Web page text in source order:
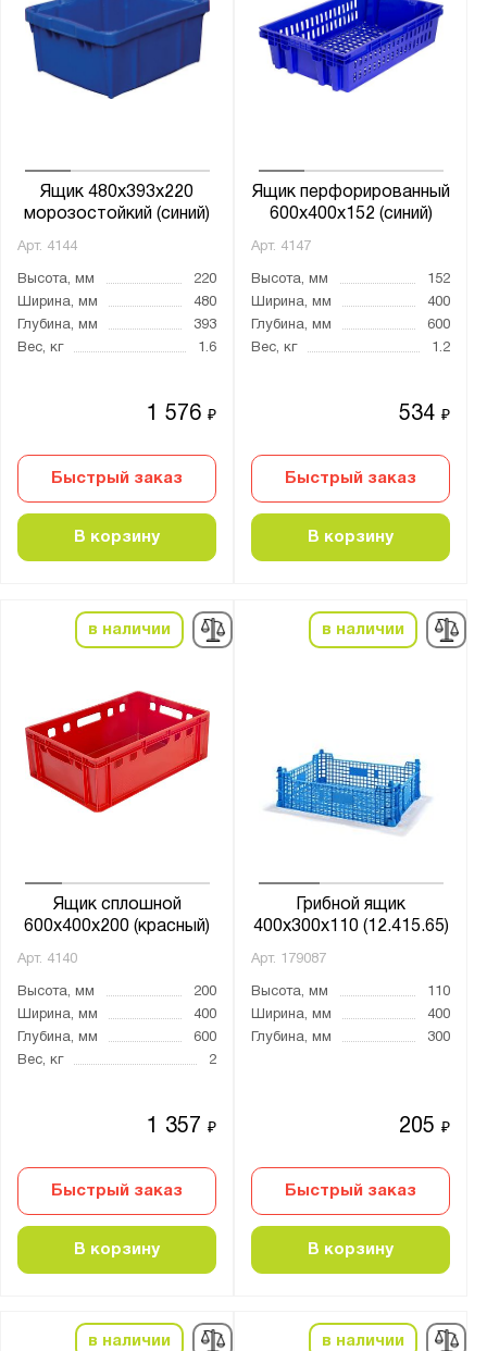
Ящик 480x393x220
морозостойкий (синий)
Арт. 4144
Высота, мм
220
Ширина, мм
480
Глубина, мм
393
Вес, кг
1.6
1 576₽
Быстрый заказ
В корзину
Ящик перфорированный
600x400x152 (синий)
Арт. 4147
Высота, мм
152
Ширина, мм
400
Глубина, мм
600
Вес, кг
1.2
534₽
Быстрый заказ
В корзину
в наличии
Ящик сплошной
600x400x200 (красный)
Арт. 4140
Высота, мм
200
Ширина, мм
400
Глубина, мм
600
Вес, кг
2
1 357₽
Быстрый заказ
В корзину
в наличии
Грибной ящик
400х300х110 (12.415.65)
Арт. 179087
Высота, мм
110
Ширина, мм
400
Глубина, мм
300
205₽
Быстрый заказ
В корзину
в наличии в наличии
Дно:
перфорированное
сплошное дно
-18°С + 50°С
-30°С + 60°С
Страна производства:
Россия
Ай-Пласт
Тара.ру
Показать